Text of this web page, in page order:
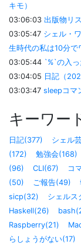
キモ）
03:06:03 出版物リ
03:05:47 シェル・
生時代の私は10分で
03:05:44 `%`の入
03:04:05 日記（
03:03:47 sleepコマ
キーワー
日記(377) シェル
(172)
勉強会(168)
(96)
CLI(67) コ
(50)
ご報告(49)
sicp(32)
シェルス
Haskell(26)
Raspberry(21)
らしょうがない(17)